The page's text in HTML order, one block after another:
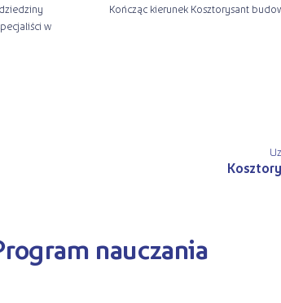
w
Kończąc kierunek Kosztorysant
nauczania